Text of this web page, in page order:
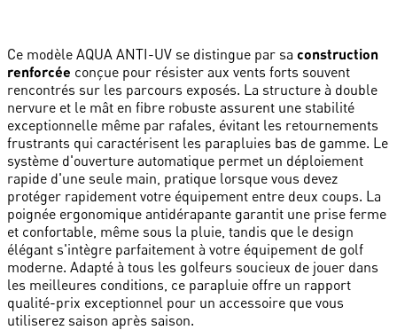
Ce modèle AQUA ANTI-UV se distingue par sa construction
renforcée conçue pour résister aux vents forts souvent
rencontrés sur les parcours exposés. La structure à double
nervure et le mât en fibre robuste assurent une stabilité
exceptionnelle même par rafales, évitant les retournements
frustrants qui caractérisent les parapluies bas de gamme. Le
système d'ouverture automatique permet un déploiement
rapide d'une seule main, pratique lorsque vous devez
protéger rapidement votre équipement entre deux coups. La
poignée ergonomique antidérapante garantit une prise ferme
et confortable, même sous la pluie, tandis que le design
élégant s'intègre parfaitement à votre équipement de golf
moderne. Adapté à tous les golfeurs soucieux de jouer dans
les meilleures conditions, ce parapluie offre un rapport
qualité-prix exceptionnel pour un accessoire que vous
utiliserez saison après saison.